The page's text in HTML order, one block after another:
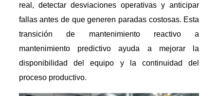
real, detectar desviaciones operativas y anticipar
fallas antes de que generen paradas costosas. Esta
transición de mantenimiento reactivo a
mantenimiento predictivo ayuda a mejorar la
disponibilidad del equipo y la continuidad del
proceso productivo.